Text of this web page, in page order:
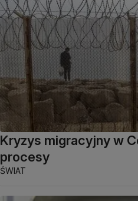
Kryzys migracyjny w
procesy
ŚWIAT